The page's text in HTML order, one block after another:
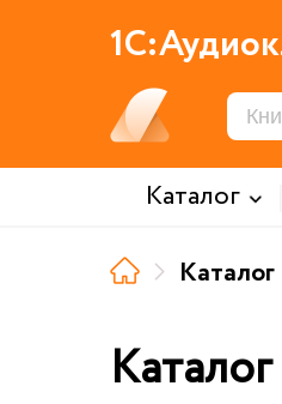
Каталог
Каталог
Каталог